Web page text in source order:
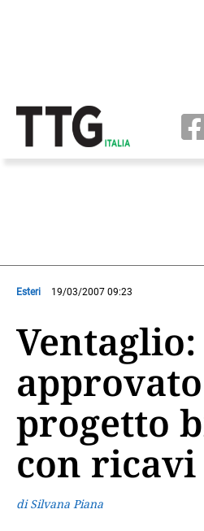
Esteri 19/03/2007 09:23
Ventaglio:
approvato
progetto
con ricavi
di Silvana Piana